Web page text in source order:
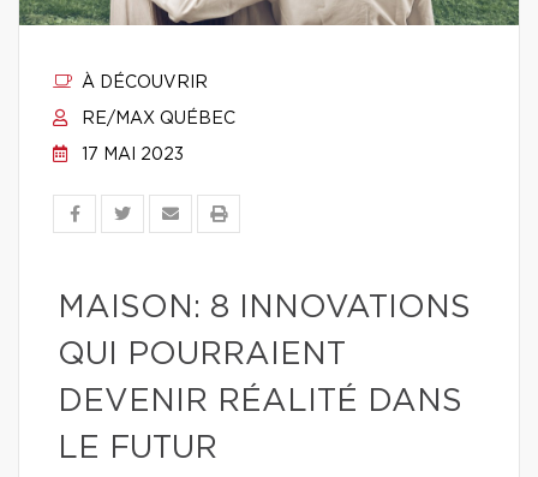
À DÉCOUVRIR
RE/MAX QUÉBEC
17 MAI 2023
MAISON: 8 INNOVATIONS
QUI POURRAIENT
DEVENIR RÉALITÉ DANS
LE FUTUR